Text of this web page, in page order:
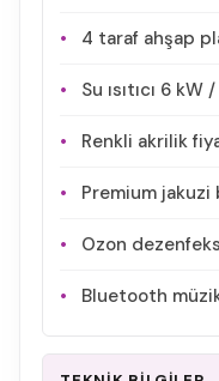
4 taraf ahşap
Su ısıtıcı 6
Renkli akrilik
Premium jakuzi
Ozon
Bluetooth